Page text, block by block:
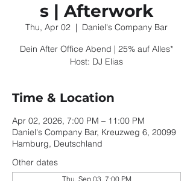
s | Afterwork
Thu, Apr 02
  |
Daniel's Company Bar
Dein After Office Abend | 25% auf Alles*
Host: DJ Elias
Time & Location
Apr 02, 2026, 7:00 PM – 11:00 PM
Daniel's Company Bar, Kreuzweg 6, 20099
Hamburg, Deutschland
Other dates
Thu, Sep 03, 7:00 PM